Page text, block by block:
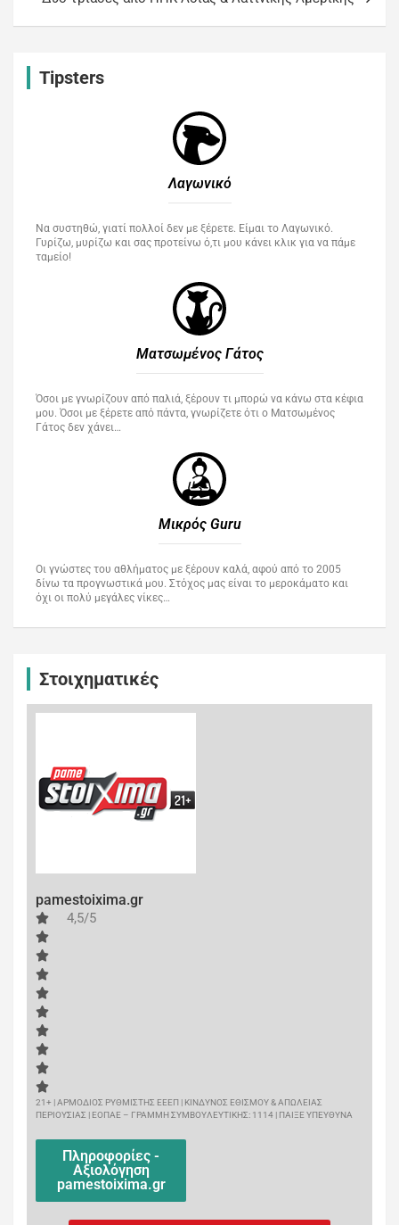
Tipsters
Λαγωνικό
Να συστηθώ, γιατί πολλοί δεν με ξέρετε. Είμαι το Λαγωνικό.
Γυρίζω, μυρίζω και σας προτείνω ό,τι μου κάνει κλικ για να πάμε
ταμείο!
Ματσωμένος Γάτος​
Όσοι με γνωρίζουν από παλιά, ξέρουν τι μπορώ να κάνω στα κέφια
μου. Όσοι με ξέρετε από πάντα, γνωρίζετε ότι ο Ματσωμένος
Γάτος δεν χάνει…
Μικρός Guru​
Οι γνώστες του αθλήματος με ξέρουν καλά, αφού από το 2005
δίνω τα προγνωστικά μου. Στόχος μας είναι το μεροκάματο και
όχι οι πολύ μεγάλες νίκες…
Στοιχηματικές
pamestoixima.gr
4,5/5
21+ | ΑΡΜΟΔΙΟΣ ΡΥΘΜΙΣΤΗΣ ΕΕΕΠ | ΚΙΝΔΥΝΟΣ ΕΘΙΣΜΟΥ & ΑΠΩΛΕΙΑΣ
ΠΕΡΙΟΥΣΙΑΣ | ΕΟΠΑΕ – ΓΡΑΜΜΗ ΣΥΜΒΟΥΛΕΥΤΙΚΗΣ: 1114 | ΠΑΙΞΕ ΥΠΕΥΘΥΝΑ
Πληροφορίες -
Αξιολόγηση
pamestoixima.gr